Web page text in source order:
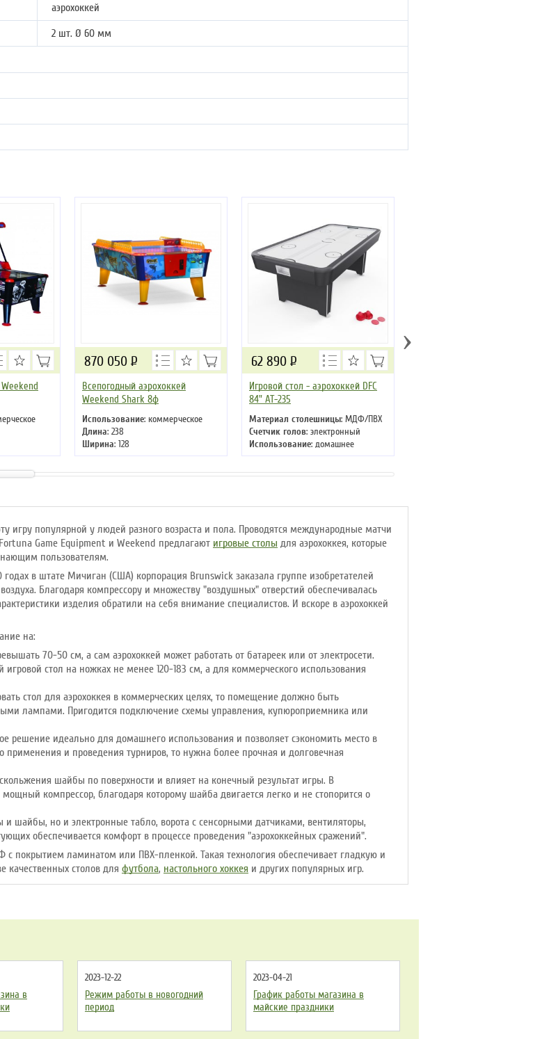
аэрохоккей
2 шт. Ø 60 мм
Всепогодный аэрохоккей
Weekend Shark 8ф
Использование: коммерческое
Длина: 238
Ширина: 128
Высота: 83 см
870 050 Р
Игровой стол - аэрохоккей DFC
84" AT-235
Материал столешницы: МДФ/ПВХ
Счетчик голов: электронный
Использование: домашнее
Длина: 213 см
62 890 Р
›
игру популярной у людей разного возраста и пола. Проводятся международные матчи
Game Equipment и Weekend предлагают игровые столы для аэрохоккея, которые
пользователям.
годах в штате Мичиган (США) корпорация Brunswick заказала группе изобретателей
Благодаря компрессору и множеству "воздушных" отверстий обеспечивалась
изделия обратили на себя внимание специалистов. И вскоре в аэрохоккей
на:
70-50 см, а сам аэрохоккей может работать от батареек или от электросети.
стол на ножках не менее 120-183 см, а для коммерческого использования
стол для аэрохоккея в коммерческих целях, то помещение должно быть
лампами. Пригодится подключение схемы управления, купюроприемника или
решение идеально для домашнего использования и позволяет сэкономить место в
применения и проведения турниров, то нужна более прочная и долговечная
шайбы по поверхности и влияет на конечный результат игры. В
компрессор, благодаря которому шайба двигается легко и не стопорится о
и шайбы, но и электронные табло, ворота с сенсорными датчиками, вентиляторы,
обеспечивается комфорт в процессе проведения "аэрохоккейных сражений".
с покрытием ламинатом или ПВХ-пленкой. Такая технология обеспечивает гладкую и
качественных столов для футбола, настольного хоккея и других популярных игр.
в
2023-12-22
Режим работы в новогодний
период
2023-04-21
График работы магазина в
майские праздники